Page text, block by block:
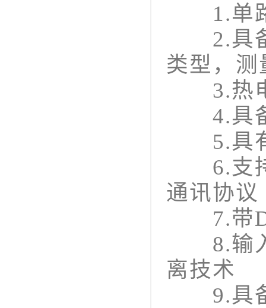
1.单路
2.具备
类型，测
3.热电
4.具备
5.具有
6.支持
通讯协议
7.带
8.输入
离技术
9.具备